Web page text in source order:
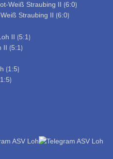
Straubing II ⟮6:0⟯
⟮5:1⟯